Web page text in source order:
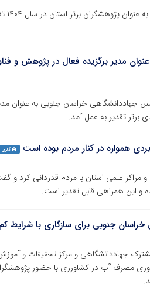
برتر استان در سال ۱۴۰۴ تقدیر شد‌.
مدیر برگزیده فعال در پژوهش و
جهاددانشگاهی خراسان جنوبی به عنوان
همواره در کنار مردم بوده است گالری
مراکز علمی استان با مردم قدردانی کرد و
و این همراهی قابل تقدیر است.
جنوبی برای سازگاری با شرایط
جهاددانشگاهی و مرکز تحقیقات و
مصرف آب در کشاورزی با حضور